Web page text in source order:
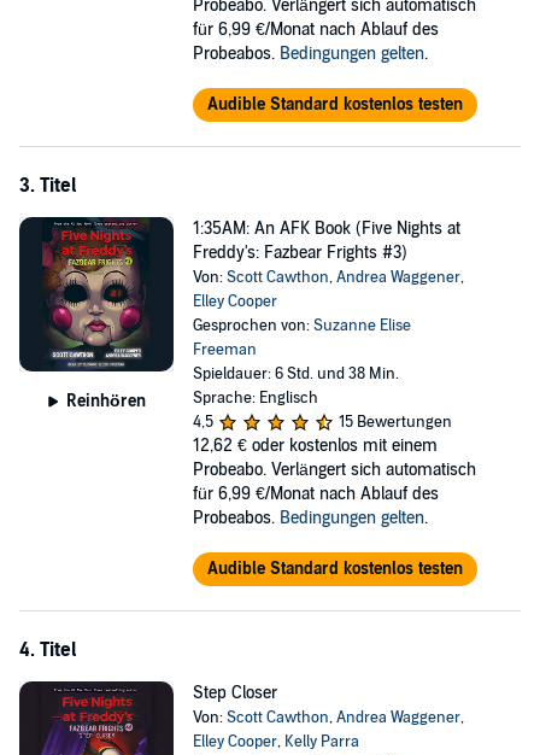
scenarios and avoid the deadly grasp of the life-sized animatronic
Probeabo. Verlängert sich automatisch
für 6,99 €/Monat nach Ablauf des
Probeabos. Bedingungen gelten.
Audible Standard kostenlos testen
3. Titel
Reinhören
1:35AM: An AFK Book (Five Nights at
Freddy's: Fazbear Frights #3)
Von:Scott Cawthon,Andrea Waggener,
Elley Cooper
Gesprochen von:Suzanne Elise
Freeman
Spieldauer: 6 Std. und 38 Min.
Sprache: Englisch
4,5
15 Bewertungen
12,62 € oder kostenlos mit einem
Probeabo. Verlängert sich automatisch
für 6,99 €/Monat nach Ablauf des
Probeabos. Bedingungen gelten.
Audible Standard kostenlos testen
4. Titel
Step Closer
Von:Scott Cawthon,Andrea Waggener,
Elley Cooper, Kelly Parra